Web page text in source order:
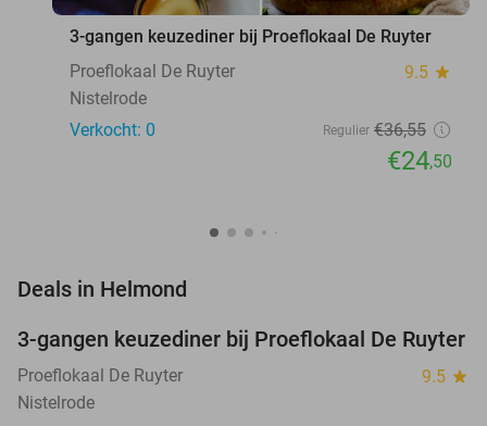
3-gangen keuzediner bij Proeflokaal De Ruyter
Proeflokaal De Ruyter
9.5 star
Nistelrode
Verkocht: 0
Regulier €36,55
€24,50
Deals in Helmond
33%
NEW
TODAY
3-gangen keuzediner bij Proeflokaal De Ruyter
Proeflokaal De Ruyter 9.5 star
Nistelrode